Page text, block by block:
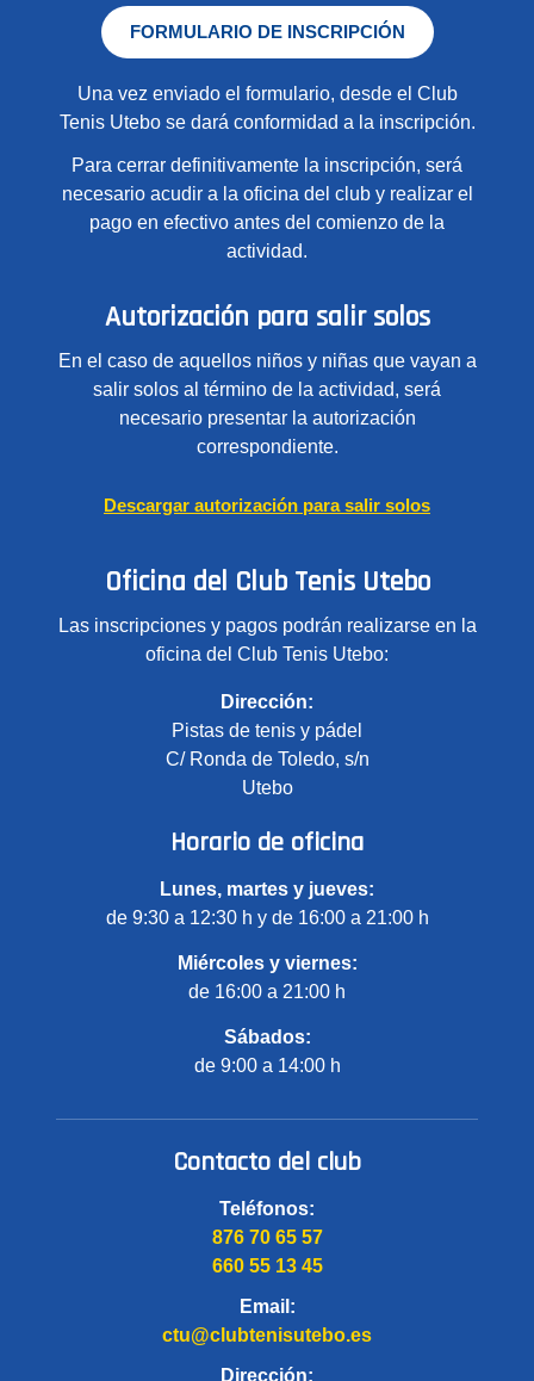
FORMULARIO DE INSCRIPCIÓN
Una vez enviado el formulario, desde el Club
Tenis Utebo se dará conformidad a la inscripción.
Para cerrar definitivamente la inscripción, será
necesario acudir a la oficina del club y realizar el
pago en efectivo antes del comienzo de la
actividad.
Autorización para salir solos
En el caso de aquellos niños y niñas que vayan a
salir solos al término de la actividad, será
necesario presentar la autorización
correspondiente.
Descargar autorización para salir solos
Oficina del Club Tenis Utebo
Las inscripciones y pagos podrán realizarse en la
oficina del Club Tenis Utebo:
Dirección:
Pistas de tenis y pádel
C/ Ronda de Toledo, s/n
Utebo
Horario de oficina
Lunes, martes y jueves:
de 9:30 a 12:30 h y de 16:00 a 21:00 h
Miércoles y viernes:
de 16:00 a 21:00 h
Sábados:
de 9:00 a 14:00 h
Contacto del club
Teléfonos:
876 70 65 57
660 55 13 45
Email:
ctu@clubtenisutebo.es
Dirección: